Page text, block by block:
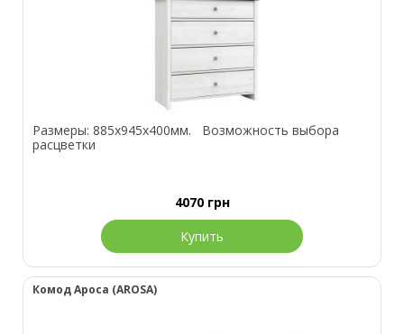
Размеры: 885х945х400мм. Возможность выбора
расцветки
4070 грн
Купить
Комод Ароса (AROSA)